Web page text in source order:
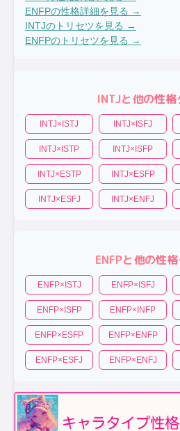
ENFPの性格詳細を見る →
INTJのトリセツを見る →
ENFPのトリセツを見る →
INTJと他の性
INTJ× ISTJ INTJ× ISFJ
INTJ× ISTP INTJ× ISFP
INTJ× ESTP INTJ× ESFP
INTJ× ESFJ INTJ× ENFJ
ENFPと他の性
ENFP× ISTJ ENFP× ISFJ
ENFP× ISFP ENFP× INFP
ENFP× ESFP ENFP× ENFP
ENFP× ESFJ ENFP× ENFJ